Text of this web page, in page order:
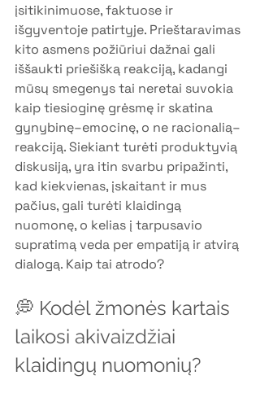
įsitikinimuose, faktuose ir
išgyventoje patirtyje. Prieštaravimas
kito asmens požiūriui dažnai gali
iššaukti priešišką reakciją, kadangi
mūsų smegenys tai neretai suvokia
kaip tiesioginę grėsmę ir skatina
gynybinę–emocinę, o ne racionalią–
reakciją. Siekiant turėti produktyvią
diskusiją, yra itin svarbu pripažinti,
kad kiekvienas, įskaitant ir mus
pačius, gali turėti klaidingą
nuomonę, o kelias į tarpusavio
supratimą veda per empatiją ir atvirą
dialogą. Kaip tai atrodo?
💭 Kodėl žmonės kartais
laikosi akivaizdžiai
klaidingų nuomonių?